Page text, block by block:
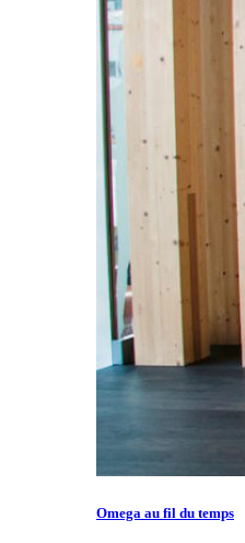
Omega au fil du temps